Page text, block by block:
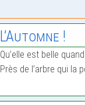
L’Automne !
Qu’elle est belle
Près de l’arbre qui la